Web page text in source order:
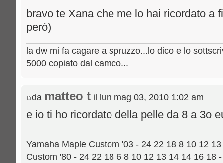
bravo te Xana che me lo hai ricordato a
però)
la dw mi fa cagare a spruzzo...lo dico e lo
5000 copiato dal camco...
da matteo t il lun mag 03, 2010 1:02 am
e io ti ho ricordato della pelle da 8 a 3o
Yamaha Maple Custom '03 - 24 22 18 8 10 12
Custom '80 - 24 22 18 6 8 10 12 13 14 14 16 18